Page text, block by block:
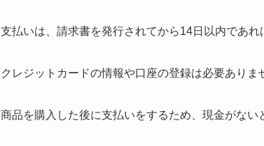
支払いは、請求書を発行されてから14日以内であれ
クレジットカードの情報や口座の登録は必要ありま
商品を購入した後に支払いをするため、現金がない